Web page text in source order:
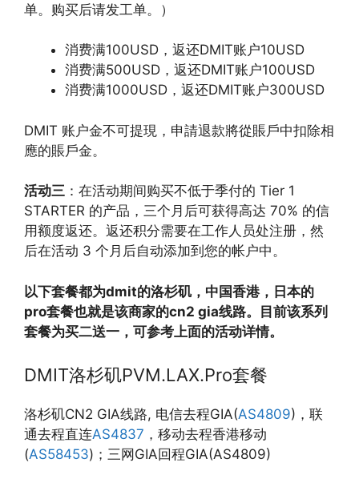
单。购买后请发工单。）
消费满100USD，返还DMIT账户10USD
消费满500USD，返还DMIT账户100USD
消费满1000USD，返还DMIT账户300USD
DMIT 账户金不可提現，申請退款將從賬戶中扣除相
應的賬戶金。
活动三 ：在活动期间购买不低于季付的 Tier 1
STARTER 的产品，三个月后可获得高达 70% 的信
用额度返还。返还积分需要在工作人员处注册，然
后在活动 3 个月后自动添加到您的帐户中。
以下套餐都为dmit的洛杉矶，中国香港，日本的
pro套餐也就是该商家的cn2 gia线路。目前该系列
套餐为买二送一，可参考上面的活动详情。
DMIT洛杉矶PVM.LAX.Pro套餐
洛杉矶CN2 GIA线路, 电信去程GIA(AS4809)，联
通去程直连AS4837 ，移动去程香港移动
(AS58453)；三网GIA回程GIA(AS4809)